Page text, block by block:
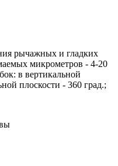
рычажных и гладких
микрометров - 4-20
в вертикальной
плоскости - 360 град.;